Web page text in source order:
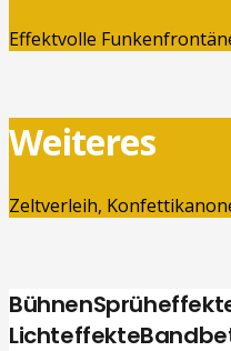
Effektvolle
Weiteres
Zeltverleih,
Bühnen
Lichteffekte